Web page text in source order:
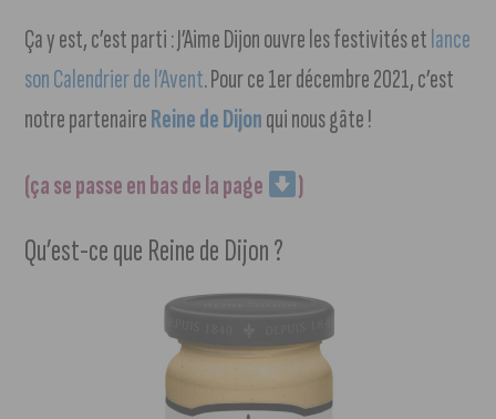
Ça y est, c’est parti : J’Aime Dijon ouvre les festivités etlance
son Calendrier de l’Avent. Pour ce 1er décembre 2021, c’est
notre partenaireReine de Dijonqui nous gâte !
(ça se passe en bas de la page )
Qu’est-ce que Reine de Dijon ?